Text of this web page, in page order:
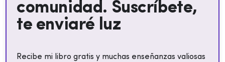
comunidad. Suscríbete,
te enviaré luz
Recibe mi libro gratis y muchas enseñanzas valiosas